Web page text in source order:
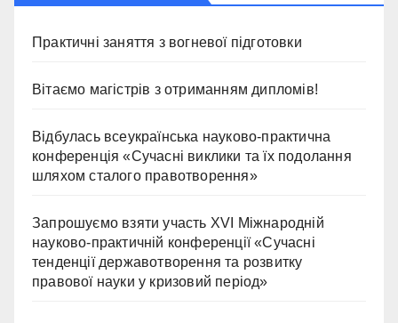
Практичні заняття з вогневої підготовки
Вітаємо магістрів з отриманням дипломів!
Відбулась всеукраїнська науково-практична
конференція «Сучасні виклики та їх подолання
шляхом сталого правотворення»
Запрошуємо взяти участь ХVІ Міжнародній
науково-практичній конференції «Сучасні
тенденції державотворення та розвитку
правової науки у кризовий період»